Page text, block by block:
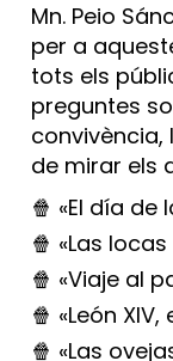
Mn. Peio
per a
tots els
preguntes
de mirar els
🍿 «El día de
🍿 «Las
🍿 «Viaje al
🍿 «León
🍿 «Las